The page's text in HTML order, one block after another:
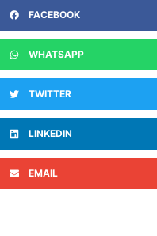
FACEBOOK
WHATSAPP
TWITTER
LINKEDIN
EMAIL